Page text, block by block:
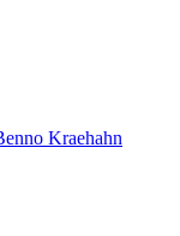
Kraehahn